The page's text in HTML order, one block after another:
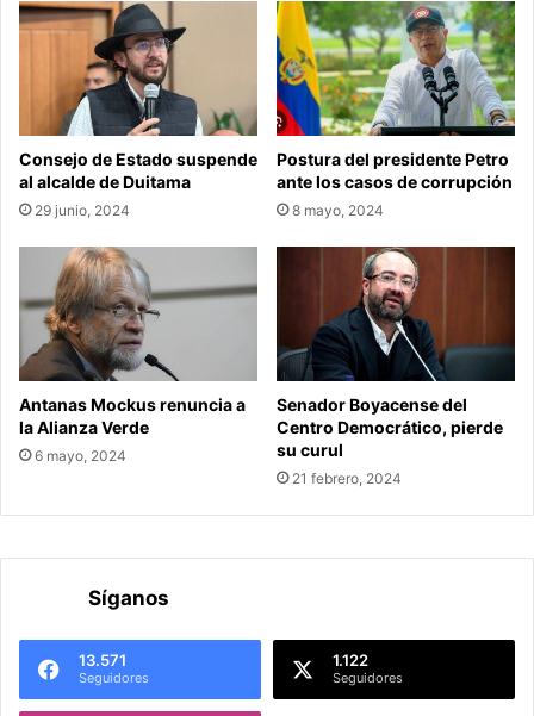
Consejo de Estado suspende
al alcalde de Duitama
29 junio, 2024
Postura del presidente Petro
ante los casos de corrupción
8 mayo, 2024
Antanas Mockus renuncia a
la Alianza Verde
6 mayo, 2024
Senador Boyacense del
Centro Democrático, pierde
su curul
21 febrero, 2024
Síganos
13.571
Seguidores
1.122
Seguidores